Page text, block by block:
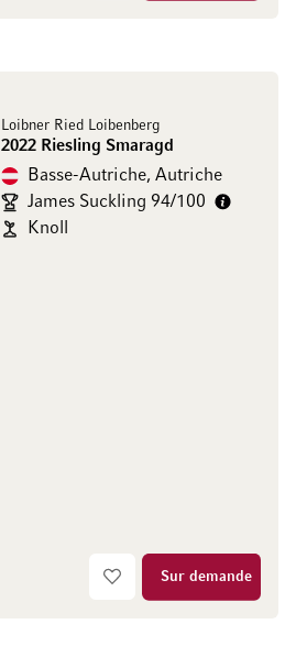
Loibner Ried Loibenberg
2022 Riesling Smaragd
Basse-Autriche, Autriche
James Suckling 94/100
Knoll
Sur demande